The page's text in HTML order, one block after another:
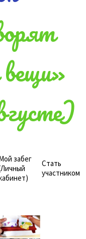
забег
Стать
участником